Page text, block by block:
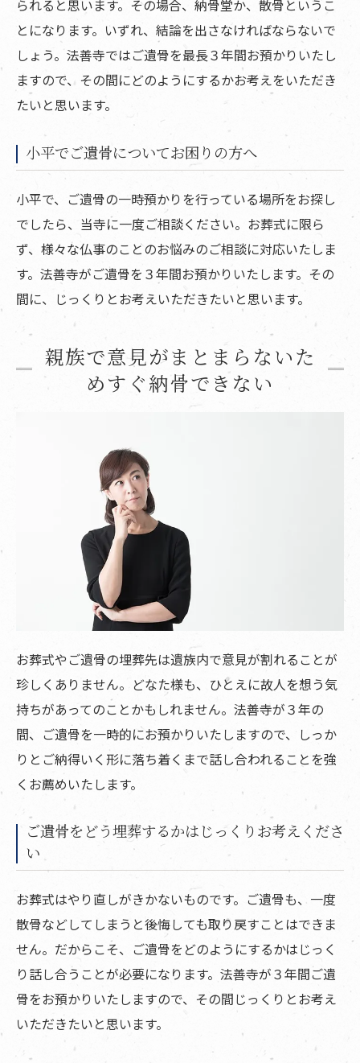
られると思います。その場合、納骨堂か、散骨というこ
とになります。いずれ、結論を出さなければならないで
しょう。法善寺ではご遺骨を最長３年間お預かりいたし
ますので、その間にどのようにするかお考えをいただき
たいと思います。
小平でご遺骨についてお困りの方へ
小平で、ご遺骨の一時預かりを行っている場所をお探し
でしたら、当寺に一度ご相談ください。お葬式に限ら
ず、様々な仏事のことのお悩みのご相談に対応いたしま
す。法善寺がご遺骨を３年間お預かりいたします。その
間に、じっくりとお考えいただきたいと思います。
親族で意見がまとまらないた
めすぐ納骨できない
お葬式やご遺骨の埋葬先は遺族内で意見が割れることが
珍しくありません。どなた様も、ひとえに故人を想う気
持ちがあってのことかもしれません。法善寺が３年の
間、ご遺骨を一時的にお預かりいたしますので、しっか
りとご納得いく形に落ち着くまで話し合われることを強
くお薦めいたします。
ご遺骨をどう埋葬するかはじっくりお考えくださ
い
お葬式はやり直しがきかないものです。ご遺骨も、一度
散骨などしてしまうと後悔しても取り戻すことはできま
せん。だからこそ、ご遺骨をどのようにするかはじっく
り話し合うことが必要になります。法善寺が３年間ご遺
骨をお預かりいたしますので、その間じっくりとお考え
いただきたいと思います。